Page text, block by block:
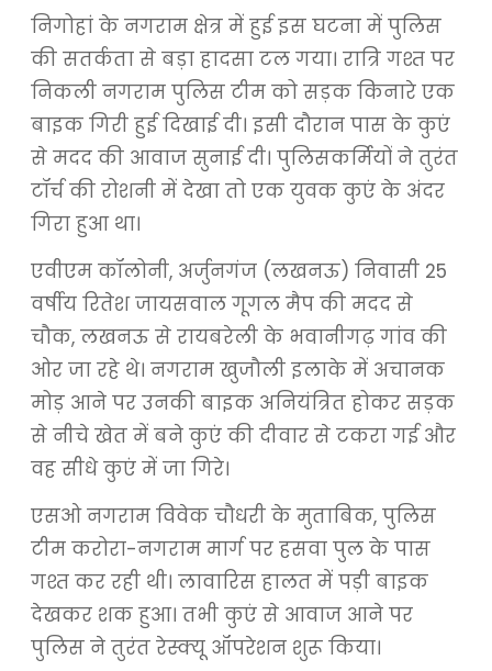
निगोहां के नगराम क्षेत्र में हुई इस घटना में पुलिस
की सतर्कता से बड़ा हादसा टल गया। रात्रि गश्त पर
निकली नगराम पुलिस टीम को सड़क किनारे एक
बाइक गिरी हुई दिखाई दी। इसी दौरान पास के कुएं
से मदद की आवाज सुनाई दी। पुलिसकर्मियों ने तुरंत
टॉर्च की रोशनी में देखा तो एक युवक कुएं के अंदर
गिरा हुआ था।
एवीएम कॉलोनी, अर्जुनगंज (लखनऊ) निवासी 25
वर्षीय रितेश जायसवाल गूगल मैप की मदद से
चौक, लखनऊ से रायबरेली के भवानीगढ़ गांव की
ओर जा रहे थे। नगराम खुजौली इलाके में अचानक
मोड़ आने पर उनकी बाइक अनियंत्रित होकर सड़क
से नीचे खेत में बने कुएं की दीवार से टकरा गई और
वह सीधे कुएं में जा गिरे।
एसओ नगराम विवेक चौधरी के मुताबिक, पुलिस
टीम करोरा-नगराम मार्ग पर हसवा पुल के पास
गश्त कर रही थी। लावारिस हालत में पड़ी बाइक
देखकर शक हुआ। तभी कुएं से आवाज आने पर
पुलिस ने तुरंत रेस्क्यू ऑपरेशन शुरू किया।